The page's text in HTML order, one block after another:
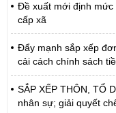
Đề xuất mới định mức
cấp xã
Đẩy mạnh sắp xếp
cải cách chính sách
SẮP XẾP THÔN, TỔ
nhân sự; giải quyết